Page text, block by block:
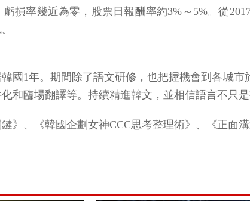
損率幾近為零，股票日報酬率約3%～5%。從
國1年。期間除了語文研修，也把握機會到各城
和臨場翻譯等。持續精進韓文，並相信語言不只是
》、《韓國企劃女神CCC思考整理術》、《正面